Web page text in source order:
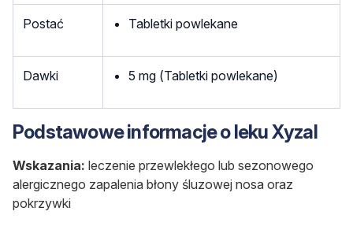
Postać Tabletki powlekane
Dawki 5 mg (Tabletki powlekane)
Podstawowe informacje o leku Xyzal
Wskazania: leczenie przewlekłego lub sezonowego
alergicznego zapalenia błony śluzowej nosa oraz
pokrzywki